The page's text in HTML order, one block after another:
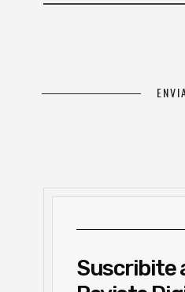
Suscribite